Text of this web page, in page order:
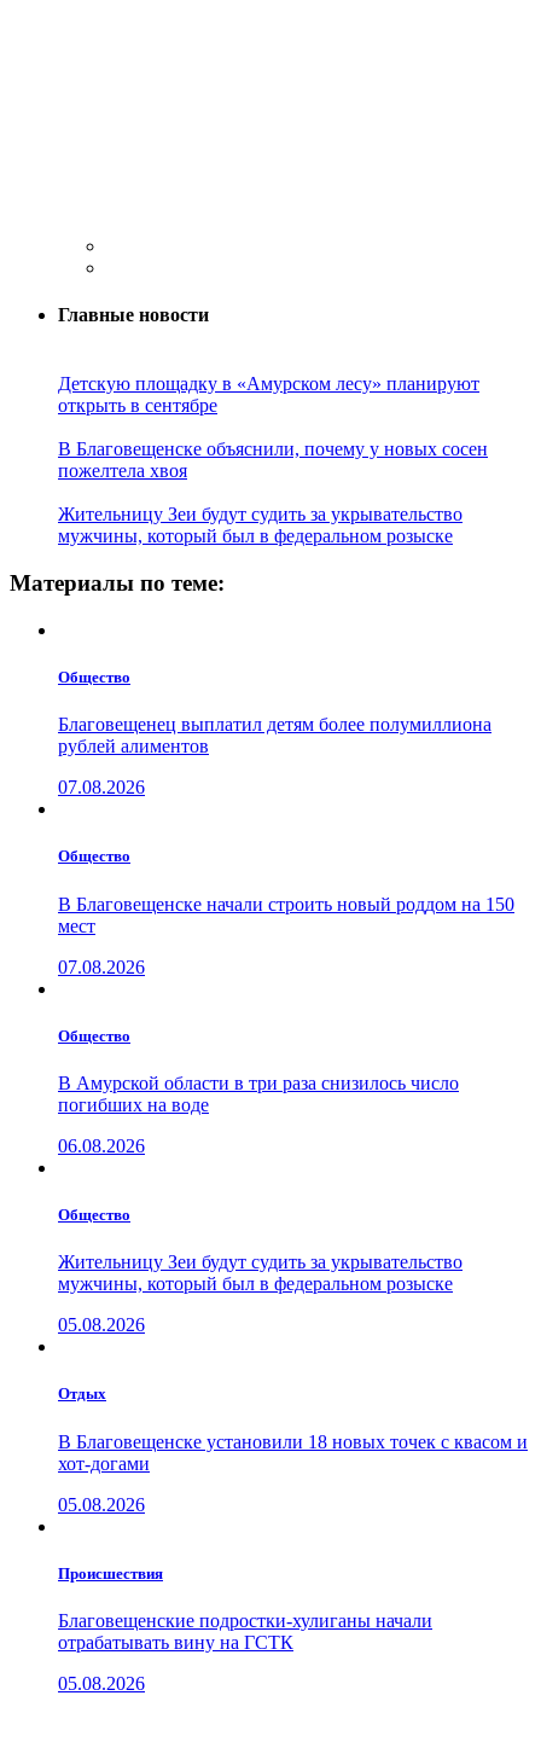
Главные новости
Детскую площадку в «Амурском лесу» планируют
открыть в сентябре
В Благовещенске объяснили, почему у новых сосен
пожелтела хвоя
Жительницу Зеи будут судить за укрывательство
мужчины, который был в федеральном розыске
Материалы по теме:
Общество
Благовещенец выплатил детям более полумиллиона
рублей алиментов
07.08.2026
Общество
В Благовещенске начали строить новый роддом на 150
мест
07.08.2026
Общество
В Амурской области в три раза снизилось число
погибших на воде
06.08.2026
Общество
Жительницу Зеи будут судить за укрывательство
мужчины, который был в федеральном розыске
05.08.2026
Отдых
В Благовещенске установили 18 новых точек с квасом и
хот-догами
05.08.2026
Проиcшествия
Благовещенские подростки-хулиганы начали
отрабатывать вину на ГСТК
05.08.2026